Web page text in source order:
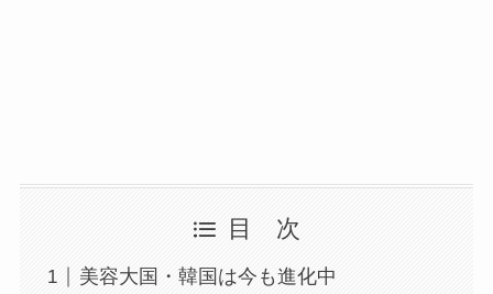
目 次
美容大国・韓国は今も進化中